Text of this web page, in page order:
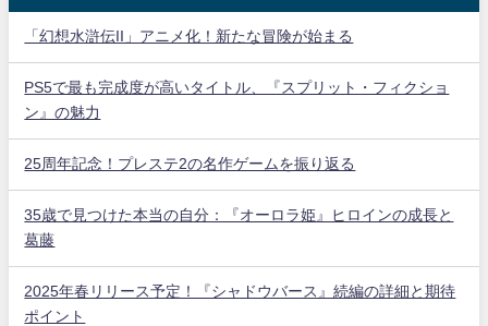
「幻想水滸伝II」アニメ化！新たな冒険が始まる
PS5で最も完成度が高いタイトル、『スプリット・フィクショ
ン』の魅力
25周年記念！プレステ2の名作ゲームを振り返る
35歳で見つけた本当の自分：『オーロラ姫』ヒロインの成長と
葛藤
2025年春リリース予定！『シャドウバース』続編の詳細と期待
ポイント